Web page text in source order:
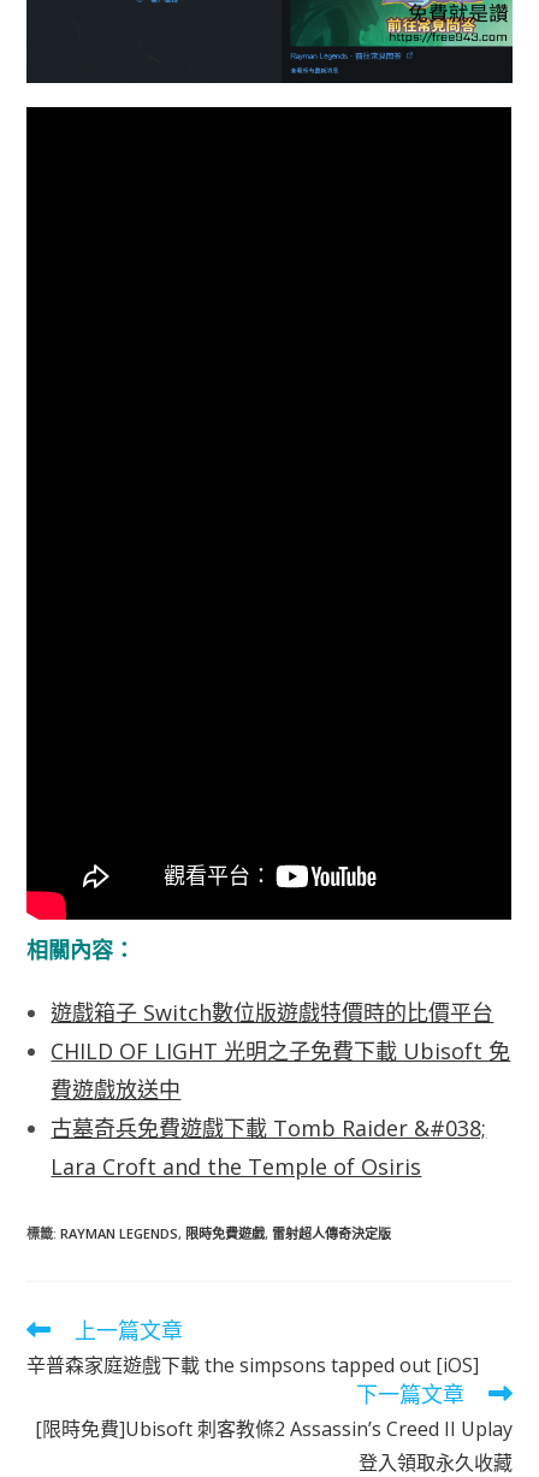
相關內容：
遊戲箱子 Switch數位版遊戲特價時的比價平台
CHILD OF LIGHT 光明之子免費下載 Ubisoft 免
費遊戲放送中
古墓奇兵免費遊戲下載 Tomb Raider &#038;
Lara Croft and the Temple of Osiris
標籤:RAYMAN LEGENDS, 限時免費遊戲, 雷射超人傳奇決定版
閱
讀
更
文
章
上一篇文章
辛普森家庭遊戲下載 the simpsons tapped out [iOS]
下一篇文章
[限時免費]Ubisoft 刺客教條2 Assassin’s Creed II Uplay
登入領取永久收藏